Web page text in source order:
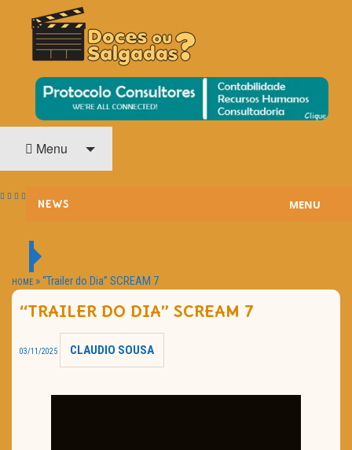
DOCES OU SALGADAS?
O Cinema? Uma Paixão!!
Menu
NEWS
PASSATEMPOS
HOME CINEMA
MENU
HOME »“Trailer do Dia” SCREAM 7
“TRAILER DO DIA” SCREAM 7
03/11/2025 CLAUDIO SOUSA